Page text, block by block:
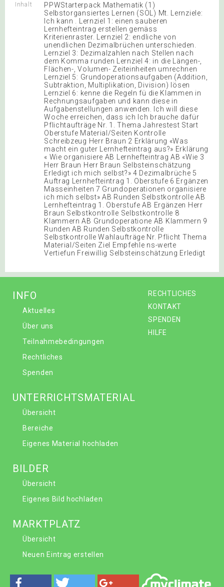
Inhalt
PPWStarterpack Mathematik (1)
Selbstorgansiertes Lernen (SOL) Mt. Lernziele:
Ich kann . Lernziel 1: einen sauberen
Lernhefteintrag erstellen gemäss
Kriterienraster. Lernziel 2: endliche von
unendlichen Dezimalbrüchen unterschieden.
Lernziel 3: Dezimalzahlen nach Stellen nach
dem Komma runden Lernziel 4: in die Längen-,
Flächen-, Volumen- Zeiteinheiten umrechnen
Lernziel 5: Grundoperationsaufgaben (Addition,
Subtraktion, Multiplikation, Division) lösen
Lernziel 6: kenne die Regeln fü die Klammen in
Rechnungsaufgaben und kann diese in
Aufgabenstellungen anwenden. Ich will diese
Woche erreichen, dass ich Ich brauche dafür
Pflichtaufträge Nr. 1. Thema Jahrestest Start
Oberstufe Material/Seiten Kontrolle
Schreibzeug Herr Braun 2 Erklärung «Was
macht ein guter Lernhefteintrag aus?» Erklärung
« Wie organisiere AB Lernhefteintrag AB «Wie 3
Herr Braun Herr Braun Selbsteinschätzung
Erledigt ich mich selbst?» 4 Dezimalbrüche 5
Auftrag Lernhefteintrag 1. Oberstufe 6 Ergänzen
Masseinheiten 7 Grundoperationen organisiere
ich mich selbst» AB Runden Selbstkontrolle AB
Lernhefteintrag 1. Oberstufe AB Ergänzen Herr
Braun Selbstkontrolle Selbstkontrolle 8
Klammern AB Grundoperatione AB Klammern 9
Runden AB Runden Selbstkontrolle
Selbstkontrolle Wahlaufträge Nr. Pflicht Thema
Material/Seiten Ziel Empfehle ns-werte
Vertiefun Freiwillig Selbsteinschätzung Erledigt
RECHTLICHES
KONTAKT
SPENDEN
HILFE
INFO
Aktuelles
Über uns
Teilnahmebedingungen
Rechtliches
Spenden
UNTERRICHTSMATERIAL
Übersicht
Bereiche
Eigenes Material hochladen
BILDER
Übersicht
Eigenes Bild hochladen
MARKTPLATZ
Übersicht
Neuen Eintrag erstellen